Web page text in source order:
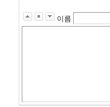
이름